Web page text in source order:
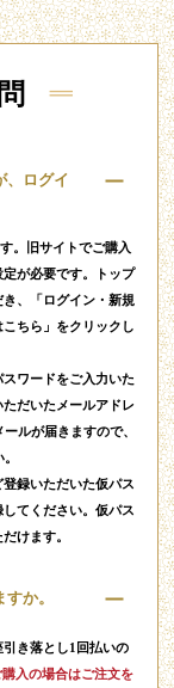
、ログイ
。旧サイトでご購入
が必要です。トップ
、「ログイン・新規
ちら」をクリックし
ワードをご入力いた
だいたメールアドレ
ルが届きますので、
登録いただいた仮パス
てください。仮パス
けます。
か。
引き落とし1回払いの
入の場合はご注文を